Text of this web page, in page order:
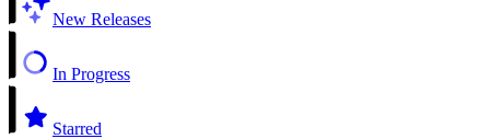
New Releases
In Progress
Starred